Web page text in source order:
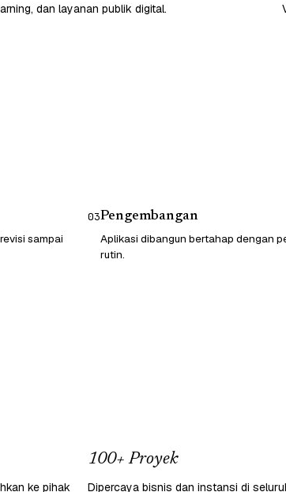
dan layanan publik digital.
sampai
03Pengembangan
Aplikasi dibangun bertahap dengan
rutin.
ke pihak
100+ Proyek
Dipercaya bisnis dan instansi di